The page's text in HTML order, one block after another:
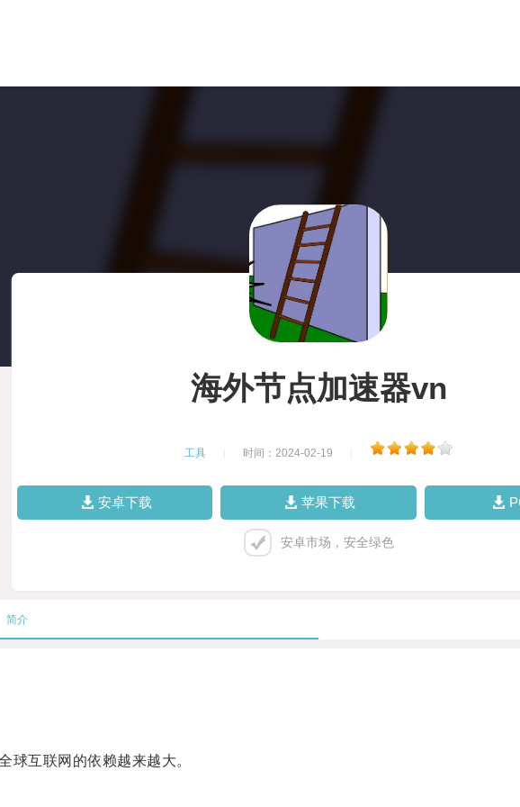
海外节点加速器vn
工具 时间：2024-02-19
安卓下载 苹果下载
安卓市场，安全绿色
简介
互联网的依赖越来越大。